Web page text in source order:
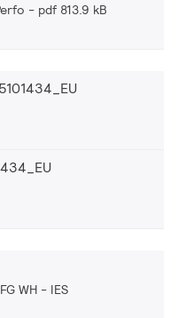
pdf 813.9 kB
WH IES